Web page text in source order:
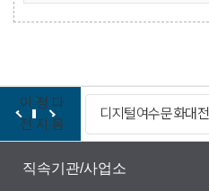
이
전
정
지
다
음
디지털여수문화대전
직속기관/사업소